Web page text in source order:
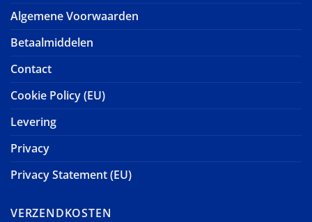
Algemene Voorwaarden
Betaalmiddelen
Contact
Cookie Policy (EU)
Levering
Privacy
Privacy Statement (EU)
VERZENDKOSTEN